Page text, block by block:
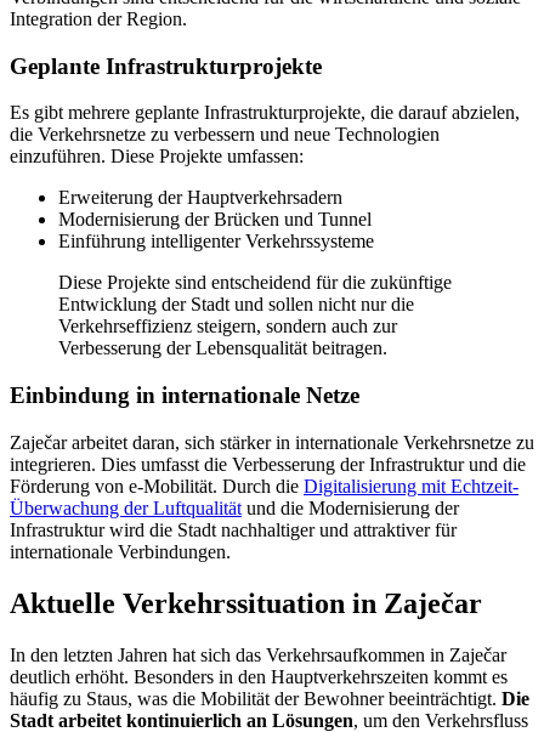
Integration der Region.
Geplante Infrastrukturprojekte
Es gibt mehrere geplante Infrastrukturprojekte, die darauf abzielen,
die Verkehrsnetze zu verbessern und neue Technologien
einzuführen. Diese Projekte umfassen:
Erweiterung der Hauptverkehrsadern
Modernisierung der Brücken und Tunnel
Einführung intelligenter Verkehrssysteme
Diese Projekte sind entscheidend für die zukünftige
Entwicklung der Stadt und sollen nicht nur die
Verkehrseffizienz steigern, sondern auch zur
Verbesserung der Lebensqualität beitragen.
Einbindung in internationale Netze
Zaječar arbeitet daran, sich stärker in internationale Verkehrsnetze zu
integrieren. Dies umfasst die Verbesserung der Infrastruktur und die
Förderung von e-Mobilität. Durch die Digitalisierung mit Echtzeit-
Überwachung der Luftqualität und die Modernisierung der
Infrastruktur wird die Stadt nachhaltiger und attraktiver für
internationale Verbindungen.
Aktuelle Verkehrssituation in Zaječar
In den letzten Jahren hat sich das Verkehrsaufkommen in Zaječar
deutlich erhöht. Besonders in den Hauptverkehrszeiten kommt es
häufig zu Staus, was die Mobilität der Bewohner beeinträchtigt. Die
Stadt arbeitet kontinuierlich an Lösungen, um den Verkehrsfluss